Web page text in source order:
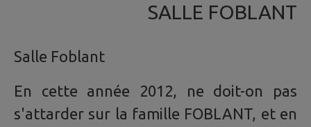
SALLE FOBLANT
Salle Foblant
En cette année 2012, ne doit-on pas
s'attarder sur la famille FOBLANT, et en